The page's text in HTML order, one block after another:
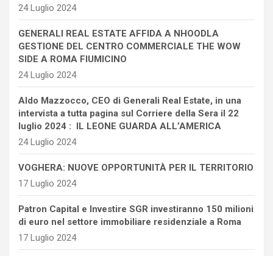
24 Luglio 2024
GENERALI REAL ESTATE AFFIDA A NHOODLA
GESTIONE DEL CENTRO COMMERCIALE THE WOW
SIDE A ROMA FIUMICINO
24 Luglio 2024
Aldo Mazzocco, CEO di Generali Real Estate, in una
intervista a tutta pagina sul Corriere della Sera il 22
luglio 2024 : IL LEONE GUARDA ALL’AMERICA
24 Luglio 2024
VOGHERA: NUOVE OPPORTUNITÀ PER IL TERRITORIO
17 Luglio 2024
Patron Capital e Investire SGR investiranno 150 milioni
di euro nel settore immobiliare residenziale a Roma
17 Luglio 2024